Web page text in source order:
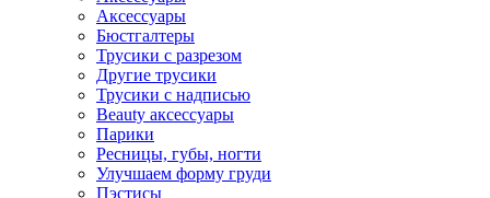
Аксессуары
Бюстгалтеры
Трусики с разрезом
Другие трусики
Трусики с надписью
Beauty аксессуары
Парики
Ресницы, губы, ногти
Улучшаем форму груди
Пэстисы